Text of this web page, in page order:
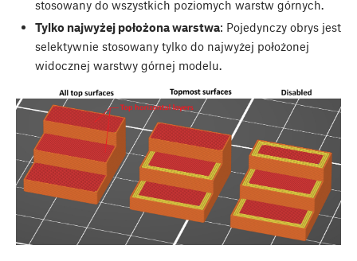
stosowany do wszystkich poziomych warstw górnych.
Tylko najwyżej położona warstwa: Pojedynczy obrys jest
selektywnie stosowany tylko do najwyżej położonej
widocznej warstwy górnej modelu.